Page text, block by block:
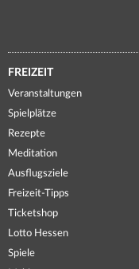
FREIZEIT
Veranstaltungen
Spielplätze
Rezepte
Meditation
Ausflugsziele
Freizeit-Tipps
Ticketshop
Lotto Hessen
Spiele